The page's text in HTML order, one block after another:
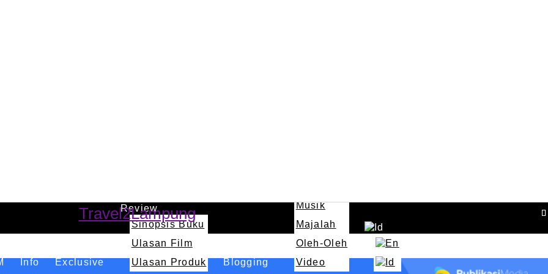
Travel2Lampung
Info Exclusive
Review
Sinopsis Buku
Ulasan Film
Ulasan Produk
Blogging
Musik
Majalah
Oleh-Oleh
Video